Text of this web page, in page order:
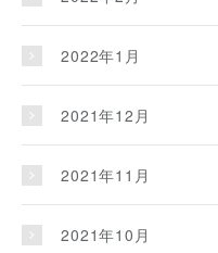
2022年1月
2021年12月
2021年11月
2021年10月